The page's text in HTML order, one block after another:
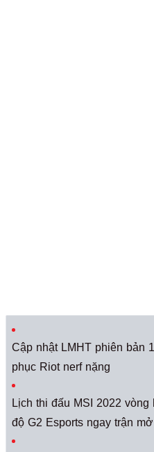
Cập nhật LMHT phiên bản
phục Riot nerf nặng
Lịch thi đấu MSI 2022
độ G2 Esports ngay trận